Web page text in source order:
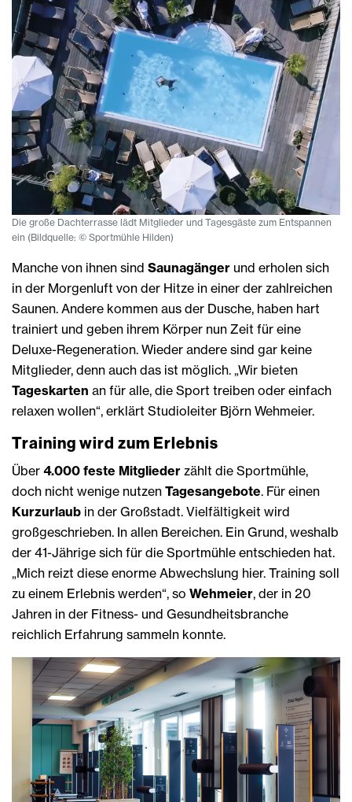
Die große Dachterrasse lädt Mitglieder und Tagesgäste zum Entspannen
ein (Bildquelle: © Sportmühle Hilden)
Manche von ihnen sind Saunagänger und erholen sich
in der Morgenluft von der Hitze in einer der zahlreichen
Saunen. Andere kommen aus der Dusche, haben hart
trainiert und geben ihrem Körper nun Zeit für eine
Deluxe-Regeneration. Wieder andere sind gar keine
Mitglieder, denn auch das ist möglich. „Wir bieten
Tageskarten an für alle, die Sport treiben oder einfach
relaxen wollen“, erklärt Studioleiter Björn Wehmeier.
Training wird zum Erlebnis
Über 4.000 feste Mitglieder zählt die Sportmühle,
doch nicht wenige nutzen Tagesangebote. Für einen
Kurzurlaub in der Großstadt. Vielfältigkeit wird
großgeschrieben. In allen Bereichen. Ein Grund, weshalb
der 41-Jährige sich für die Sportmühle entschieden hat.
„Mich reizt diese enorme Abwechslung hier. Training soll
zu einem Erlebnis werden“, so Wehmeier, der in 20
Jahren in der Fitness- und Gesundheitsbranche
reichlich Erfahrung sammeln konnte.